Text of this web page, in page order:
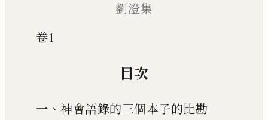
劉澄集
卷1
目次
一 、 神會語錄的三個本子的比勘